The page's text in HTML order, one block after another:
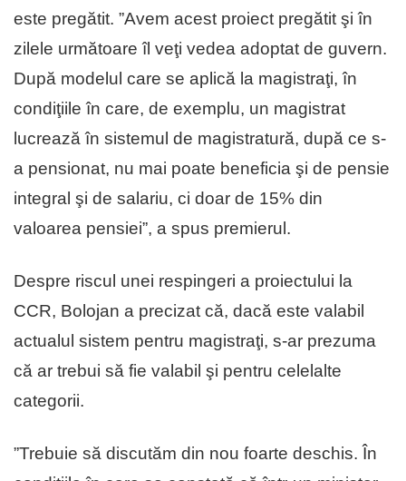
este pregătit. ”Avem acest proiect pregătit şi în
zilele următoare îl veţi vedea adoptat de guvern.
După modelul care se aplică la magistraţi, în
condiţiile în care, de exemplu, un magistrat
lucrează în sistemul de magistratură, după ce s-
a pensionat, nu mai poate beneficia şi de pensie
integral şi de salariu, ci doar de 15% din
valoarea pensiei”, a spus premierul.
Despre riscul unei respingeri a proiectului la
CCR, Bolojan a precizat că, dacă este valabil
actualul sistem pentru magistraţi, s-ar prezuma
că ar trebui să fie valabil şi pentru celelalte
categorii.
”Trebuie să discutăm din nou foarte deschis. În